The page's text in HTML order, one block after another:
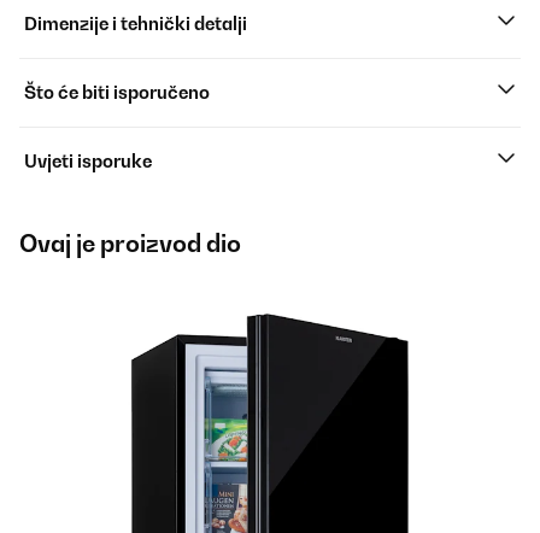
Dimenzije i tehnički detalji
Što će biti isporučeno
Uvjeti isporuke
Ovaj je proizvod dio